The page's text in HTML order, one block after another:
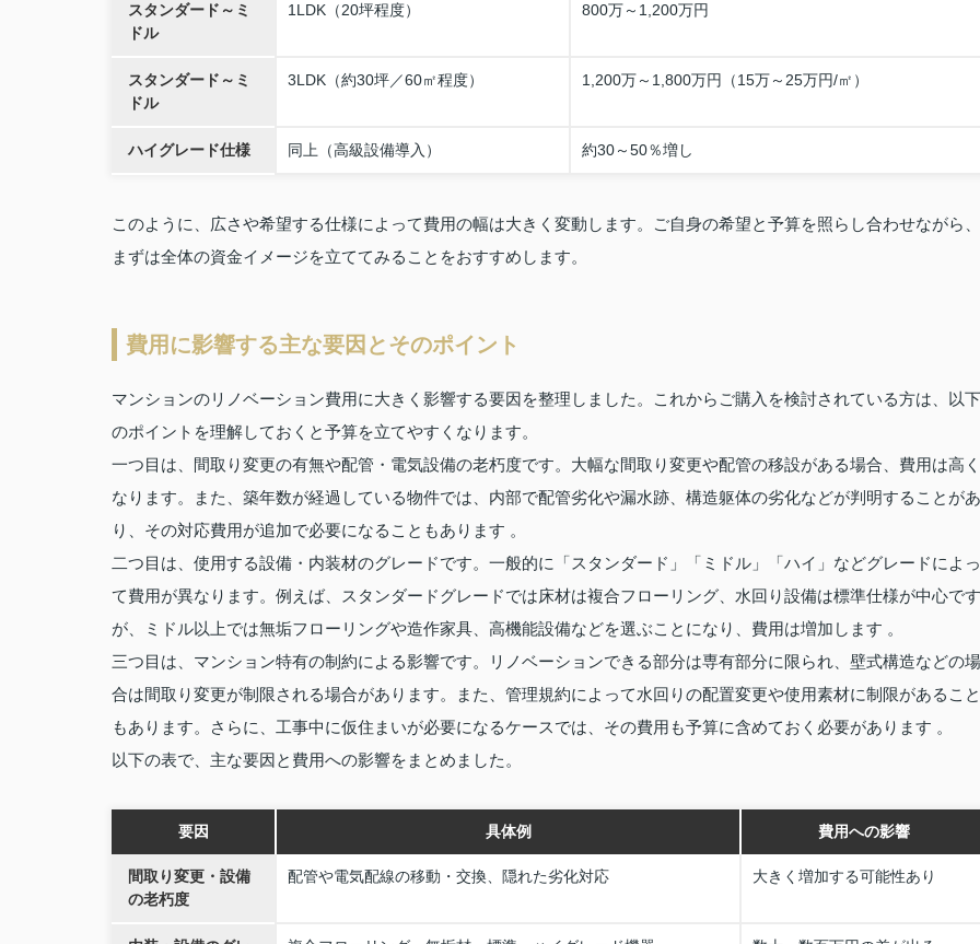
スタンダード～ミ
ドル
1LDK（20坪程度） 800万～1,200万円
スタンダード～ミ
ドル
3LDK（約30坪／60㎡程度） 1,200万～1,800万円（15万～25万円/㎡）
ハイグレード仕様 同上（高級設備導入） 約30～50％増し
このように、広さや希望する仕様によって費用の幅は大きく変動します。ご自身の希望と予算を照らし合わせながら、
まずは全体の資金イメージを立ててみることをおすすめします。
費用に影響する主な要因とそのポイント
マンションのリノベーション費用に大きく影響する要因を整理しました。これからご購入を検討されている方は、以下
のポイントを理解しておくと予算を立てやすくなります。
一つ目は、間取り変更の有無や配管・電気設備の老朽度です。大幅な間取り変更や配管の移設がある場合、費用は高く
なります。また、築年数が経過している物件では、内部で配管劣化や漏水跡、構造躯体の劣化などが判明することがあ
り、その対応費用が追加で必要になることもあります 。
二つ目は、使用する設備・内装材のグレードです。一般的に「スタンダード」「ミドル」「ハイ」などグレードによっ
て費用が異なります。例えば、スタンダードグレードでは床材は複合フローリング、水回り設備は標準仕様が中心です
が、ミドル以上では無垢フローリングや造作家具、高機能設備などを選ぶことになり、費用は増加します 。
三つ目は、マンション特有の制約による影響です。リノベーションできる部分は専有部分に限られ、壁式構造などの場
合は間取り変更が制限される場合があります。また、管理規約によって水回りの配置変更や使用素材に制限があること
もあります。さらに、工事中に仮住まいが必要になるケースでは、その費用も予算に含めておく必要があります 。
以下の表で、主な要因と費用への影響をまとめました。
要因 具体例 費用への影響
間取り変更・設備
の老朽度
配管や電気配線の移動・交換、隠れた劣化対応 大きく増加する可能性あり